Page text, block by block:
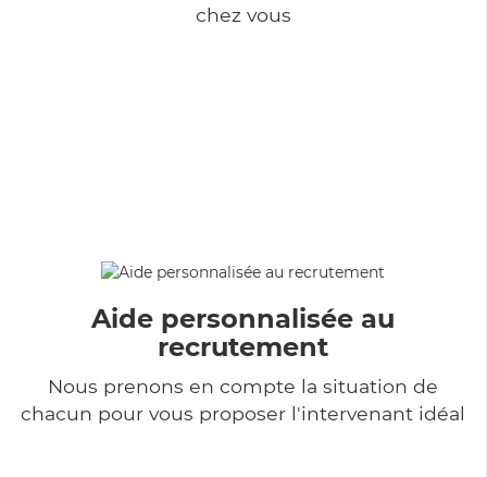
chez vous
Aide personnalisée au
recrutement
Nous prenons en compte la situation de
chacun pour vous proposer l'intervenant idéal